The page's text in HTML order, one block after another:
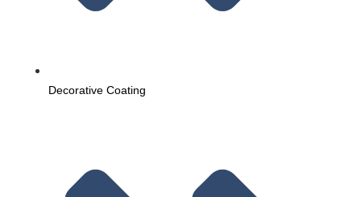
Decorative Coating